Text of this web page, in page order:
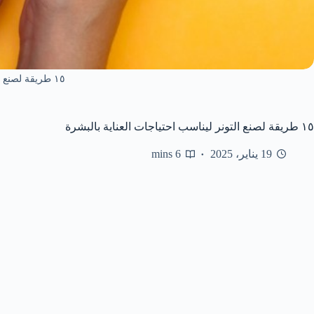
١٥ طريقة لصنع التونر
١٥ طريقة لصنع التونر ليناسب احتياجات العناية بالبشرة
19 يناير، 2025 6 mins